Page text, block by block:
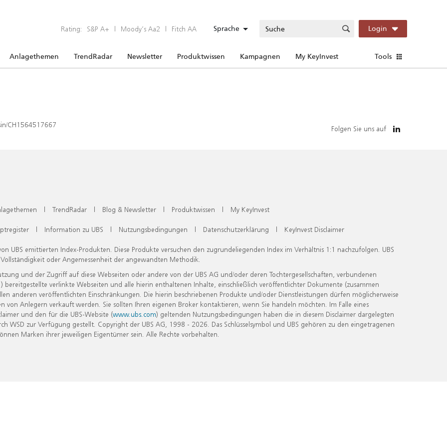
Rating: S&P A+ | Moody’s Aa2 | Fitch AA Sprache Login
Anlagethemen TrendRadar Newsletter Produktwissen Kampagnen My KeyInvest Tools
CH1564517667 Folgen Sie uns auf
| TrendRadar | Blog & Newsletter | Produktwissen | My KeyInvest
| Information zu UBS | Nutzungsbedingungen | Datenschutzerklärung | KeyInvest Disclaimer
UBS emittierten Index-Produkten. Diese Produkte versuchen den zugrundeliegenden Index im Verhältnis 1:1 nachzufolgen. UBS
oder Angemessenheit der angewandten Methodik.
und der Zugriff auf diese Webseiten oder andere von der UBS AG und/oder deren Tochtergesellschaften, verbundenen
verlinkte Webseiten und alle hierin enthaltenen Inhalte, einschließlich veröffentlichter Dokumente (zusammen
anderen veröffentlichten Einschränkungen. Die hierin beschriebenen Produkte und/oder Dienstleistungen dürfen möglicherweise
Anlegern verkauft werden. Sie sollten Ihren eigenen Broker kontaktieren, wenn Sie handeln möchten. Im Falle eines
und den für die UBS-Website (www.ubs.com) geltenden Nutzungsbedingungen haben die in diesem Disclaimer dargelegten
zur Verfügung gestellt. Copyright der UBS AG, 1998 - 2026. Das Schlüsselsymbol und UBS gehören zu den eingetragenen
Marken ihrer jeweiligen Eigentümer sein. Alle Rechte vorbehalten.